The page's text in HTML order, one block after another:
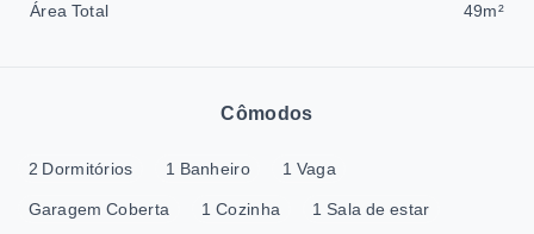
Cômodos
2 Dormitórios 1 Banheiro 1 Vaga
Garagem Coberta 1 Cozinha 1 Sala de estar
Área Total 49m²